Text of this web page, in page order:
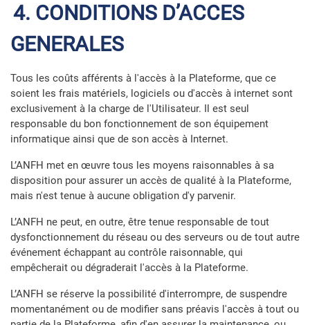
4. CONDITIONS D’ACCES
GENERALES
Tous les coûts afférents à l'accès à la Plateforme, que ce
soient les frais matériels, logiciels ou d'accès à internet sont
exclusivement à la charge de l'Utilisateur. Il est seul
responsable du bon fonctionnement de son équipement
informatique ainsi que de son accès à Internet.
L’ANFH met en œuvre tous les moyens raisonnables à sa
disposition pour assurer un accès de qualité à la Plateforme,
mais n'est tenue à aucune obligation d'y parvenir.
L’ANFH ne peut, en outre, être tenue responsable de tout
dysfonctionnement du réseau ou des serveurs ou de tout autre
événement échappant au contrôle raisonnable, qui
empêcherait ou dégraderait l'accès à la Plateforme.
L’ANFH se réserve la possibilité d'interrompre, de suspendre
momentanément ou de modifier sans préavis l'accès à tout ou